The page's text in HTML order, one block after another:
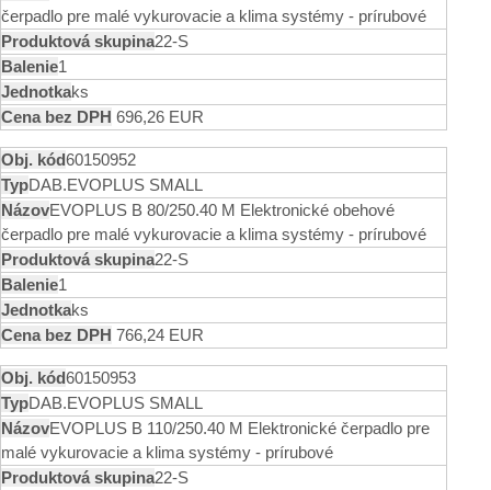
čerpadlo pre malé vykurovacie a klima systémy - prírubové
22-S
1
ks
696,26 EUR
60150952
DAB.EVOPLUS SMALL
EVOPLUS B 80/250.40 M Elektronické obehové
čerpadlo pre malé vykurovacie a klima systémy - prírubové
22-S
1
ks
766,24 EUR
60150953
DAB.EVOPLUS SMALL
EVOPLUS B 110/250.40 M Elektronické čerpadlo pre
malé vykurovacie a klima systémy - prírubové
22-S